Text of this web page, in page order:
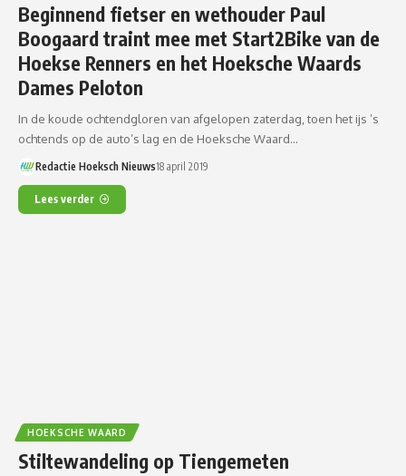
Beginnend fietser en wethouder Paul
Boogaard traint mee met Start2Bike van de
Hoekse Renners en het Hoeksche Waards
Dames Peloton
In de koude ochtendgloren van afgelopen zaterdag, toen het ijs ’s
ochtends op de auto’s lag en de Hoeksche Waard…
Redactie Hoeksch Nieuws18 april 2019
Lees verder
HOEKSCHE WAARD
Stiltewandeling op Tiengemeten